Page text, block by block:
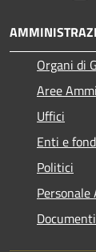
Organi di
Aree
Uffici
Enti e
Politici